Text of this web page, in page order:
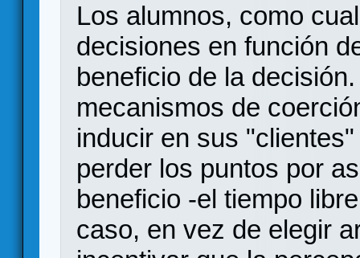
Los alumnos, como
decisiones en función
beneficio de la
mecanismos de
inducir en sus
perder los puntos por
beneficio -el tiempo
caso, en vez de elegir